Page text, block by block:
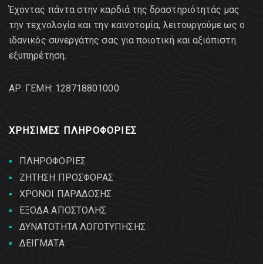
Έχοντας πάντα στην καρδιά της δραστηριότητάς μας
την τεχνολογία και την καινοτομία, λειτουργούμε ως ο
ιδανικός συνεργάτης σας για ποιοτική και αξιόπιστη
εξυπηρέτηση.
AΡ. ΓΕΜΗ: 128718801000
ΧΡΗΣΙΜΕΣ ΠΛΗΡΟΦΟΡΙΕΣ
ΠΛΗΡΟΦΟΡΙΕΣ
ΖΗΤΗΣΗ ΠΡΟΣΦΟΡΑΣ
ΧΡΟΝΟΙ ΠΑΡΑΔΟΣΗΣ
ΕΞΟΔΑ ΑΠΟΣΤΟΛΗΣ
ΔΥΝΑΤΟΤΗΤΑ ΛΟΓΟΤΥΠΗΣΗΣ
ΔΕΙΓΜΑΤΑ